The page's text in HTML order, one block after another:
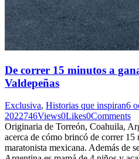
De correr 15 minutos a
Valdepeñas
Exclusiva, Historias que inspiran6
2022746Views0Likes0Comments
Originaria de Torreón, Coahuila,
acerca de cómo brincó de correr
maratonista mexicana. Además de